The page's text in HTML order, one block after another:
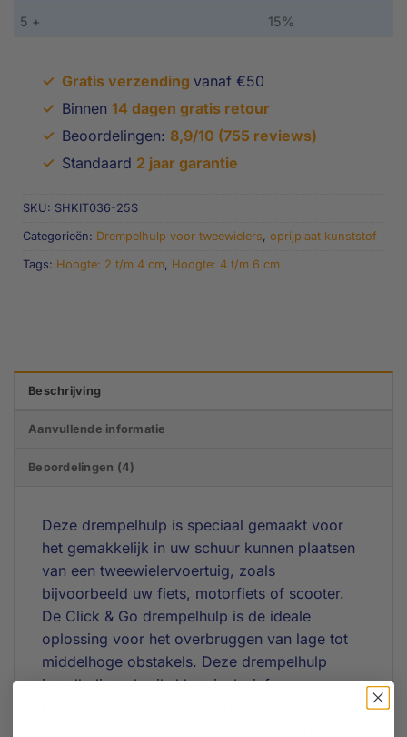
5 +
15%
✓ Gratis verzending vanaf €50
✓ Binnen 14 dagen gratis retour
✓ Beoordelingen: 8,9/10 (755 reviews)
✓ Standaard 2 jaar garantie
SKU: SHKIT036-25S
Categorieën: Drempelhulp voor tweewielers oprijplaat kunststof
Tags: Hoogte: 2 t/m 4 cm Hoogte: 4 t/m 6 cm
Beschrijving
Aanvullende informatie
Beoordelingen (4)
Deze drempelhulp is speciaal gemaakt voor
het gemakkelijk in uw schuur kunnen plaatsen
van een tweewielervoertuig, zoals
bijvoorbeeld uw fiets, motorfiets of scooter.
De Click & Go drempelhulp is de ideale
oplossing voor het overbruggen van lage tot
middelhoge obstakels. Deze drempelhulp
is volledig gebruiksklaar inclusief